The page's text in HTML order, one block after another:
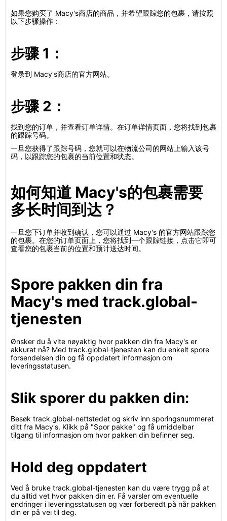
如果您购买了 Macy's商店的商品，并希望跟踪您的包裹，请按照
以下步骤操作：
步骤 1：
登录到 Macy's商店的官方网站。
步骤 2：
找到您的订单，并查看订单详情。在订单详情页面，您将找到包裹
的跟踪号码。
一旦您获得了跟踪号码，您就可以在物流公司的网站上输入该号
码，以跟踪您的包裹的当前位置和状态。
如何知道 Macy's的包裹需要
多长时间到达？
一旦您下订单并收到确认，您可以通过 Macy's 的官方网站跟踪您
的包裹。在您的订单页面上，您将找到一个跟踪链接，点击它即可
查看您的包裹当前的位置和预计送达时间。
Spore pakken din fra
Macy's med track.global-
tjenesten
Ønsker du å vite nøyaktig hvor pakken din fra Macy's er
akkurat nå? Med track.global-tjenesten kan du enkelt spore
forsendelsen din og få oppdatert informasjon om
leveringsstatusen.
Slik sporer du pakken din:
Besøk track.global-nettstedet og skriv inn sporingsnummeret
ditt fra Macy's. Klikk på "Spor pakke" og få umiddelbar
tilgang til informasjon om hvor pakken din befinner seg.
Hold deg oppdatert
Ved å bruke track.global-tjenesten kan du være trygg på at
du alltid vet hvor pakken din er. Få varsler om eventuelle
endringer i leveringsstatusen og vær forberedt på når pakken
din er på vei til deg.